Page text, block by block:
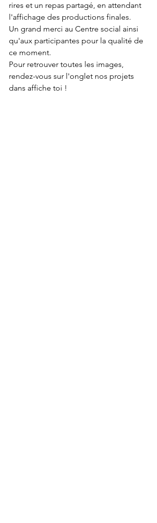
rires et un repas partagé, en attendant
l'affichage des productions finales.
Un grand merci au Centre social ainsi
qu'aux participantes pour la qualité de
ce moment.
Pour retrouver toutes les images,
rendez-vous sur l'onglet nos projets
dans affiche toi !